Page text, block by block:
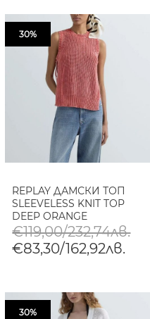
30%
REPLAY ДАМСКИ ТОП
SLEEVELESS KNIT TOP
DEEP ORANGE
€119,00/232,74лв.
€83,30/162,92лв.
30%